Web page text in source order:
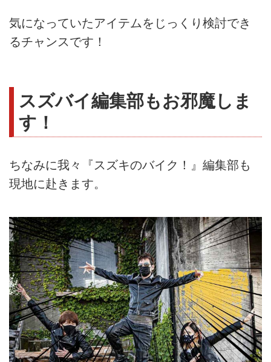
気になっていたアイテムをじっくり検討でき
るチャンスです！
スズバイ編集部もお邪魔しま
す！
ちなみに我々『スズキのバイク！』編集部も
現地に赴きます。